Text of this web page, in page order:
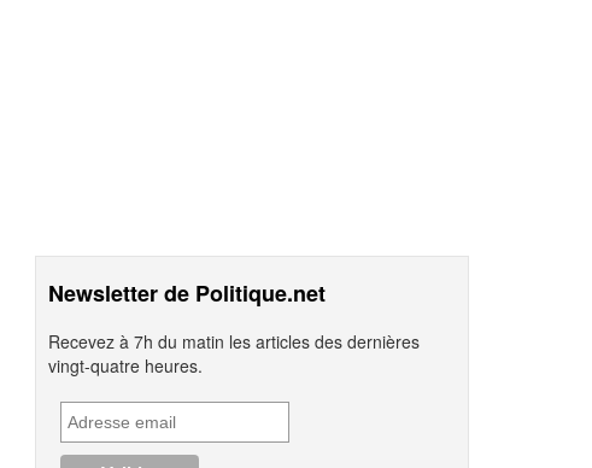
Newsletter de Politique.net
Recevez à 7h du matin les articles des dernières
vingt-quatre heures.